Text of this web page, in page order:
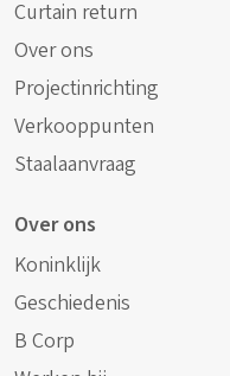
Curtain return
Over ons
Projectinrichting
Verkooppunten
Staalaanvraag
Over ons
Koninklijk
Geschiedenis
B Corp